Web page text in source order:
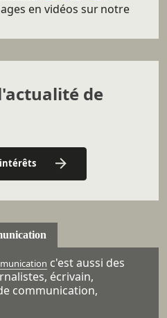
en vidéos surnotre
de
c'est aussi des
écrivain,
communication,